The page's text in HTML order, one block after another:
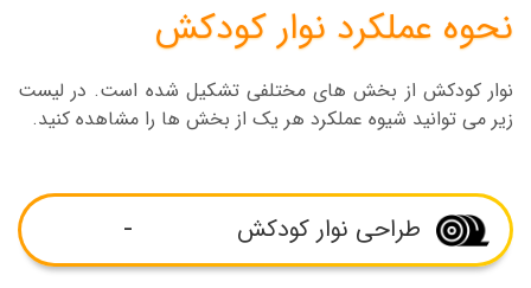
نحوه عملکرد نوار کودکش
نوار کودکش از بخش های مختلفی تشکیل شده است. در لیست
زیر می توانید شیوه عملکرد هر یک از بخش ها را مشاهده کنید.
طراحی نوار کودکش